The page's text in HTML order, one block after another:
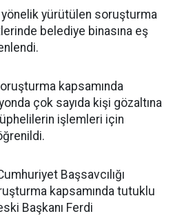
yürütülen soruşturma
belediye binasına eş
kapsamında
çok sayıda kişi gözaltına
işlemleri için
Başsavcılığı
kapsamında tutuklu
Başkanı Ferdi